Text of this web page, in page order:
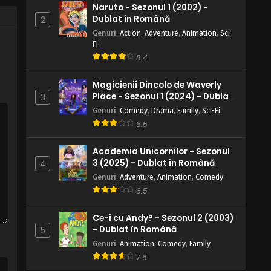
Eps 4 - P de la Periculos - 5 May, 2025
W.I.T.C.H. – Sezonul 2 Episodul 3 – S
W.I.T.C.H. – Sezonul 2 Episodul 2 – T
de la Trădare
Eps 2 - T de la Trădare - 5 May, 2025
W.I.T.C.H. – Sezonul 2 Episodul 1 – A
de la Anonim
Eps 1 - A de la Anonim - 5 May, 2025
2
Naruto - Sezonul 1 (2002) -
Dublat în Română
Genuri: Action, Adventure, Animation, Sci-
Fi
8.4
3
Magicienii Dincolo de Waverly
Place - Sezonul 1 (2024) - Dublat
în Română
Genuri: Comedy, Drama, Family, Sci-Fi
6.5
4
Academia Unicornilor - Sezonul
3 (2025) - Dublat în Română
Genuri: Adventure, Animation, Comedy
6.5
5
Ce-i cu Andy? - Sezonul 2 (2003)
- Dublat în Română
Genuri: Animation, Comedy, Family
7.6